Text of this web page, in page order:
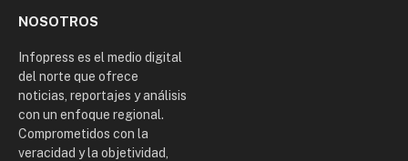
NOSOTROS
Infopress es el medio digital
del norte que ofrece
noticias, reportajes y análisis
con un enfoque regional.
Comprometidos con la
veracidad y la objetividad,